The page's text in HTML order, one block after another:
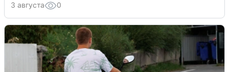
3 августа 0